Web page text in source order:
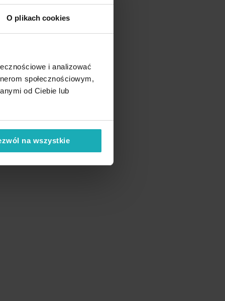
O plikach cookies
i analizować
społecznościowym,
od Ciebie lub
na wszystkie